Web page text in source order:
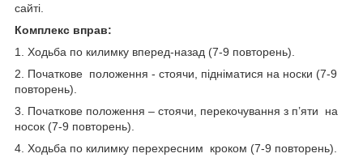
сайті.
Комплекс вправ:
1. Ходьба по килимку вперед-назад (7-9 повторень).
2. Початкове положення - стоячи, підніматися на носки (7-9
повторень).
3. Початкове положення – стоячи, перекочування з п’яти на
носок (7-9 повторень).
4. Ходьба по килимку перехресним кроком (7-9 повторень).